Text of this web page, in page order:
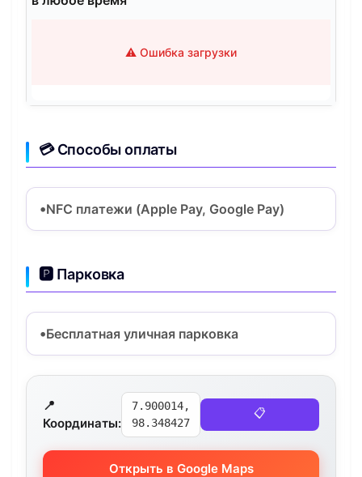
⚠️ Ошибка загрузки
💳 Способы оплаты
NFC платежи (Apple Pay, Google Pay)
🅿️ Парковка
Бесплатная уличная парковка
📍
Координаты:
7.900014,
98.348427
📋
Открыть в Google Maps